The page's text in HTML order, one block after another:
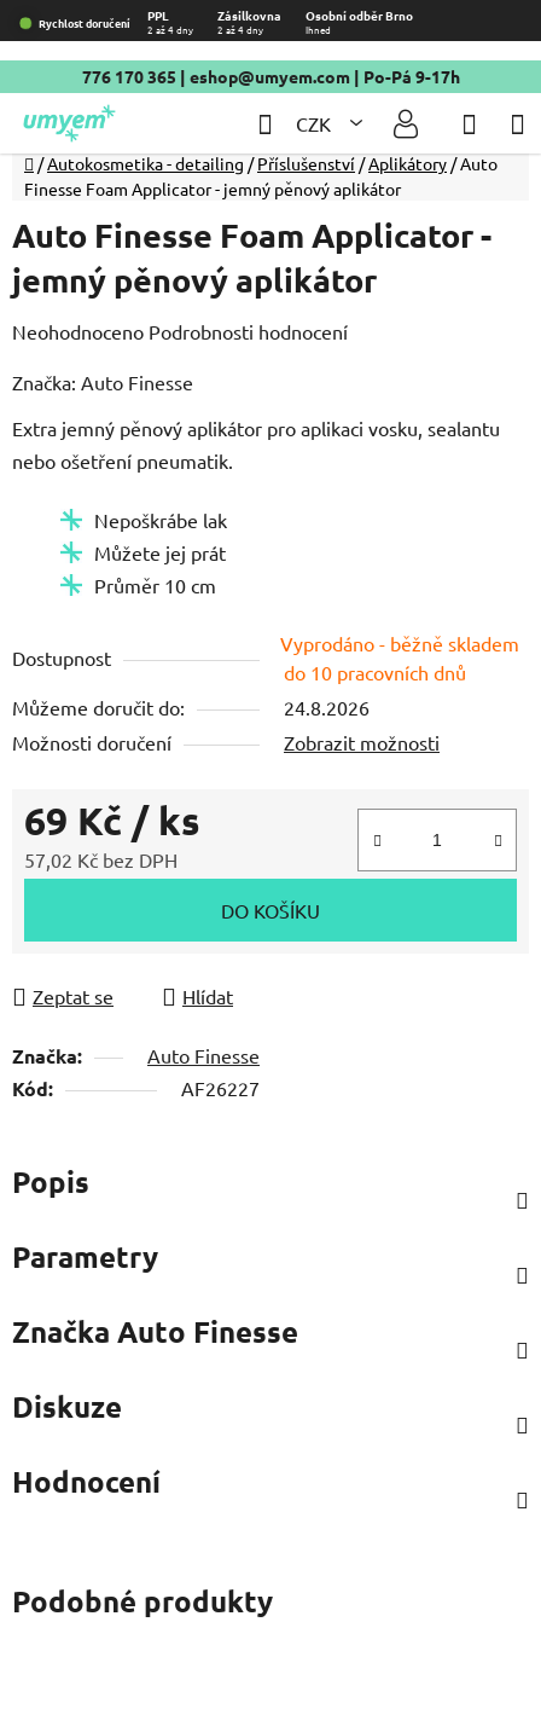
Přejít
na
obsah
Rychlost doručení PPL Zásilkovna Osobní odběr Brno
2 až 4 dny 2 až 4 dny Ihned
776 170 365 | eshop@umyem.com| Po-Pá 9-17h
CZK
Hledat
Domů
/Autokosmetika - detailing / Příslušenství /Aplikátory /Auto
Finesse Foam Applicator - jemný pěnový aplikátor
Extra jemný pěnový aplikátor pro aplikaci vosku, sealantu
nebo ošetření pneumatik.
Nepoškrábe lak
Můžete jej prát
Průměr 10 cm
Dostupnost
Vyprodáno - běžně skladem
do 10 pracovních dnů
Můžeme doručit do:
24.8.2026
Možnosti doručení
Zobrazit možnosti
69 Kč / ks
57,02 Kč bez DPH
DO KOŠÍKU
Zeptat se Hlídat
Značka: Auto Finesse
Kód: AF26227
Auto Finesse Foam Applicator -
jemný pěnový aplikátor
Průměrné
produktu
je
0,0
hvězdiček.
Neohodnoceno Podrobnosti hodnocení
Značka: Auto Finesse
Popis
Parametry
Značka Auto Finesse
Diskuze
Hodnocení
Podobné produkty